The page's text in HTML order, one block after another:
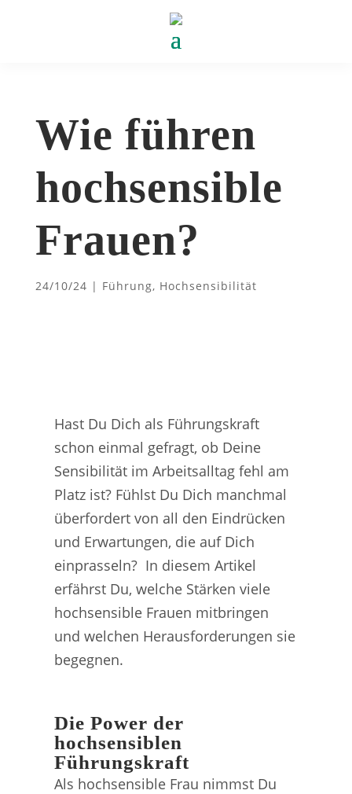
Wie führen
hochsensible
Frauen?
24/10/24 | Führung, Hochsensibilität
Hast Du Dich als Führungskraft
schon einmal gefragt, ob Deine
Sensibilität im Arbeitsalltag fehl am
Platz ist? Fühlst Du Dich manchmal
überfordert von all den Eindrücken
und Erwartungen, die auf Dich
einprasseln? In diesem Artikel
erfährst Du, welche Stärken viele
hochsensible Frauen mitbringen
und welchen Herausforderungen sie
begegnen.
Die Power der
hochsensiblen
Führungskraft
Als hochsensible Frau nimmst Du